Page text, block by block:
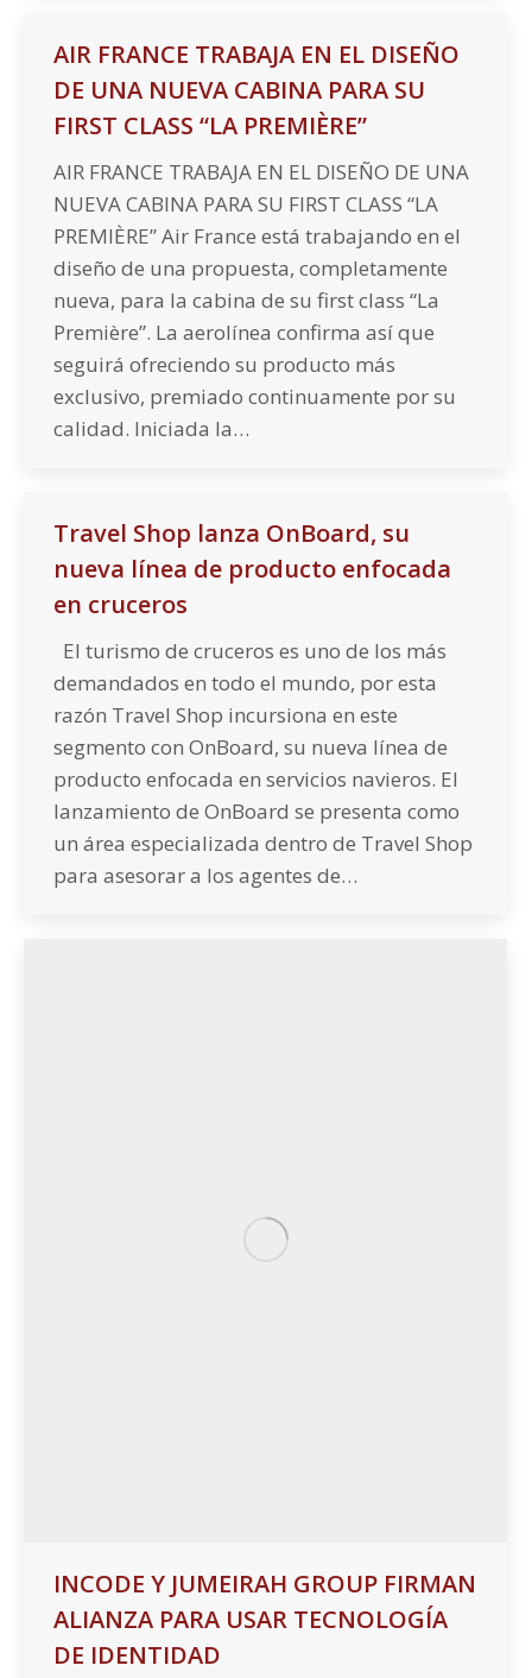
AIR FRANCE TRABAJA EN EL DISEÑO
DE UNA NUEVA CABINA PARA SU
FIRST CLASS “LA PREMIÈRE”
AIR FRANCE TRABAJA EN EL DISEÑO DE UNA
NUEVA CABINA PARA SU FIRST CLASS “LA
PREMIÈRE” Air France está trabajando en el
diseño de una propuesta, completamente
nueva, para la cabina de su first class “La
Première”. La aerolínea confirma así que
seguirá ofreciendo su producto más
exclusivo, premiado continuamente por su
calidad. Iniciada la…
Travel Shop lanza OnBoard, su
nueva línea de producto enfocada
en cruceros
El turismo de cruceros es uno de los más
demandados en todo el mundo, por esta
razón Travel Shop incursiona en este
segmento con OnBoard, su nueva línea de
producto enfocada en servicios navieros. El
lanzamiento de OnBoard se presenta como
un área especializada dentro de Travel Shop
para asesorar a los agentes de…
INCODE Y JUMEIRAH GROUP FIRMAN
ALIANZA PARA USAR TECNOLOGÍA
DE IDENTIDAD